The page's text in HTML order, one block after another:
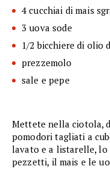
4 cucchiai di mais
3 uova sode
1/2 bicchiere di olio
prezzemolo
sale e pepe
Mettete nella ciotola,
pomodori tagliati a
lavato e a listarelle, lo
pezzetti, il mais e le